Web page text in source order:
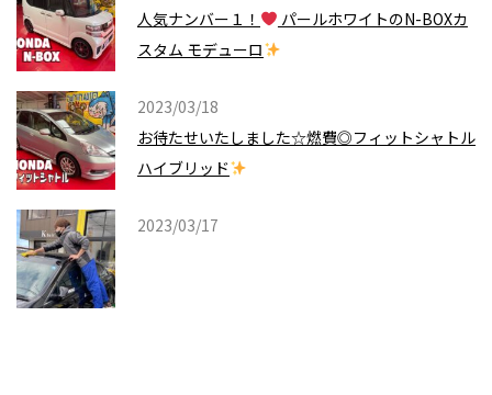
人気ナンバー１！
パールホワイトのN-BOXカ
スタム モデューロ
2023/03/18
お待たせいたしました☆燃費◎フィットシャトル
ハイブリッド
2023/03/17